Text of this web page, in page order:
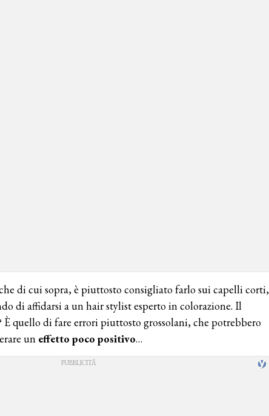
di cui sopra, è piuttosto consigliato farlo sui capelli corti,
di affidarsi a un hair stylist esperto in colorazione. Il
quello di fare errori piuttosto grossolani, che potrebbero
un effetto poco positivo…